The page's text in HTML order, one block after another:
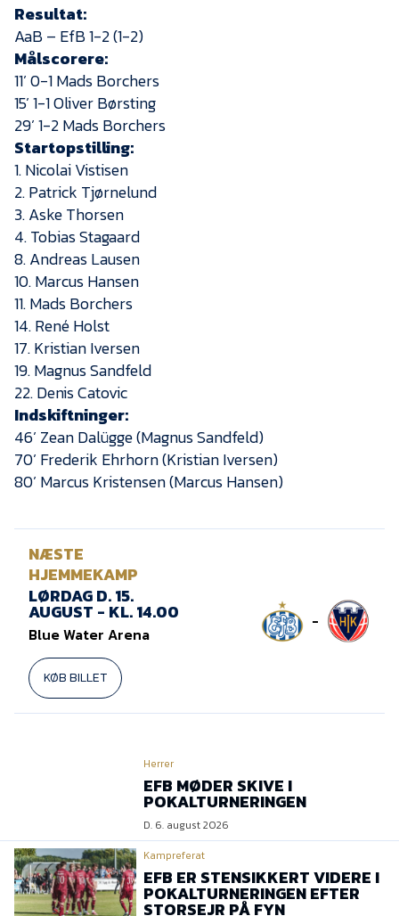
Resultat:
AaB – EfB 1-2 (1-2)
Målscorere:
11’ 0-1 Mads Borchers
15’ 1-1 Oliver Børsting
29’ 1-2 Mads Borchers
Startopstilling:
1. Nicolai Vistisen
2. Patrick Tjørnelund
3. Aske Thorsen
4. Tobias Stagaard
8. Andreas Lausen
10. Marcus Hansen
11. Mads Borchers
14. René Holst
17. Kristian Iversen
19. Magnus Sandfeld
22. Denis Catovic
Indskiftninger:
46’ Zean Dalügge (Magnus Sandfeld)
70’ Frederik Ehrhorn (Kristian Iversen)
80’ Marcus Kristensen (Marcus Hansen)
NÆSTE
HJEMMEKAMP
LØRDAG D. 15.
AUGUST - KL. 14.00
Blue Water Arena
KØB BILLET
-
Herrer
EFB MØDER SKIVE I
POKALTURNERINGEN
D. 6. august 2026
Kampreferat
EFB ER STENSIKKERT VIDERE I
POKALTURNERINGEN EFTER
STORSEJR PÅ FYN